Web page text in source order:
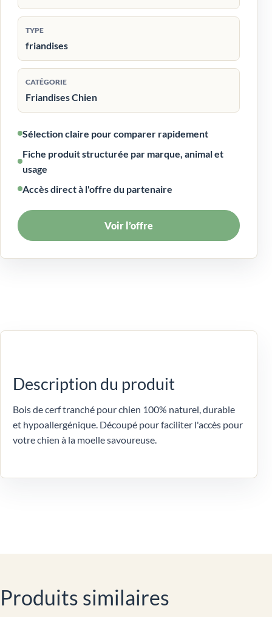
TYPE
friandises
CATÉGORIE
Friandises Chien
Sélection claire pour comparer rapidement
Fiche produit structurée par marque, animal et
usage
Accès direct à l'offre du partenaire
Voir l’offre
Description du produit
Bois de cerf tranché pour chien 100% naturel, durable
et hypoallergénique. Découpé pour faciliter l'accès pour
votre chien à la moelle savoureuse.
Produits similaires